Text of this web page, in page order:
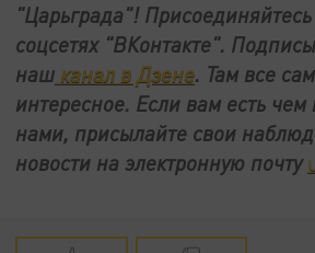
"Царьграда"!
соцсетях "ВКонтакте".
наш канал в Дзене. Там все
интересное. Если вам есть чем
нами, присылайте свои
новости на электронную почту